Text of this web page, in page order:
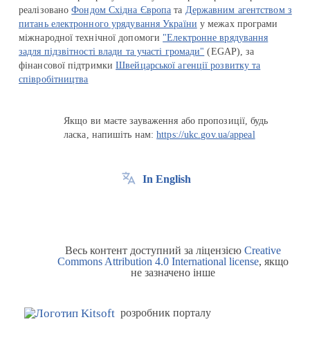
реалізованоФондом Східна Європа та Державним агентством з
питань електронного урядування України у межах програми
міжнародної технічної допомоги "Електронне врядування
задля підзвітності влади та участі громади" (EGAP), за
фінансової підтримкиШвейцарської агенції розвитку та
співробітництва
Якщо ви маєте зауваження або пропозиції, будь
ласка, напишіть нам:https://ukc.gov.ua/appeal
In English
Весь контент доступний за ліцензією Creative
Commons Attribution 4.0 International license, якщо
не зазначено інше
розробник порталу